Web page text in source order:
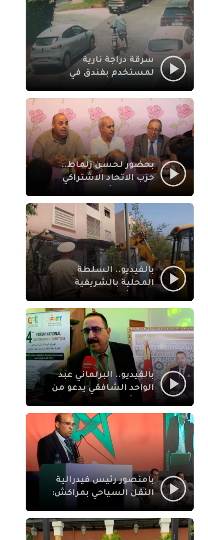
الفاسي بمراكش
سرقة دراجة نارية
لمستخدم بفندق في
بمراكش
بحضور لحسن زلماط..
حزب الاتحاد الاشتراكي
مقراً بمقاطعة سيدي
يوسف بن علي مراكش
بالفيديو.. السلطة
المحلية بالشريفية
بنايات غير قانونية بإقامة
الإيمان
بالفيديو.. البرلماني عبد
الواحد الشافقي يدعو من
النقل السياحي لمواكبة
بامنصور رئيس فيدرالية
النقل السياحي بمراكش:
والاصلاح التشريعي
ركيزتان أساسيتان لكسب